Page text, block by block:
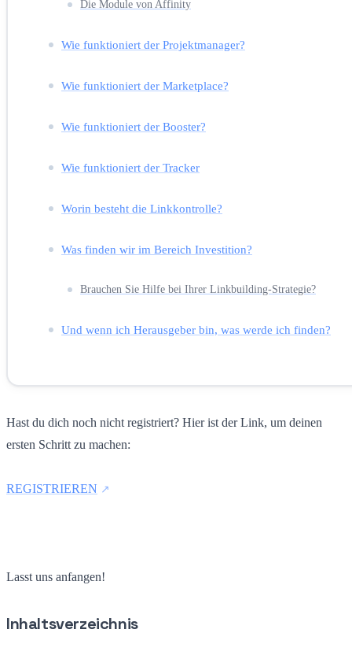
Die Module von Affinity
Wie funktioniert der Projektmanager?
Wie funktioniert der Marketplace?
Wie funktioniert der Booster?
Wie funktioniert der Tracker
Worin besteht die Linkkontrolle?
Was finden wir im Bereich Investition?
Brauchen Sie Hilfe bei Ihrer Linkbuilding-Strategie?
Und wenn ich Herausgeber bin, was werde ich finden?
Hast du dich noch nicht registriert? Hier ist der Link, um deinen
ersten Schritt zu machen:
REGISTRIEREN
Lasst uns anfangen!
Inhaltsverzeichnis